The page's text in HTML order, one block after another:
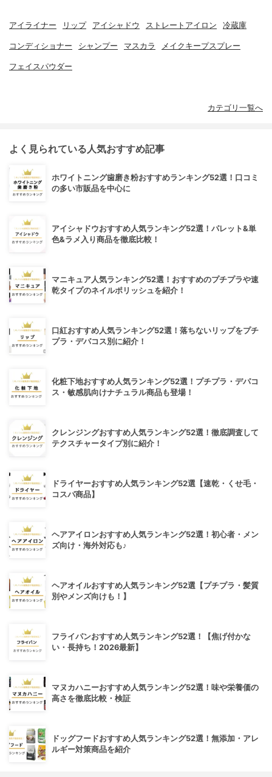
アイライナー リップ アイシャドウ ストレートアイロン 冷蔵庫
コンディショナー シャンプー マスカラ メイクキープスプレー
フェイスパウダー
カテゴリ一覧へ
よく見られている人気おすすめ記事
ホワイトニング歯磨き粉おすすめランキング52選！口コミ
の多い市販品を中心に
アイシャドウおすすめ人気ランキング52選！パレット&単
色&ラメ入り商品を徹底比較！
マニキュア人気ランキング52選！おすすめのプチプラや速
乾タイプのネイルポリッシュを紹介！
口紅おすすめ人気ランキング52選！落ちないリップをプチ
プラ・デパコス別に紹介！
化粧下地おすすめ人気ランキング52選！プチプラ・デパコ
ス・敏感肌向けナチュラル商品も登場！
クレンジングおすすめ人気ランキング52選！徹底調査して
テクスチャータイプ別に紹介！
ドライヤーおすすめ人気ランキング52選【速乾・くせ毛・
コスパ商品】
ヘアアイロンおすすめ人気ランキング52選！初心者・メン
ズ向け・海外対応も♪
ヘアオイルおすすめ人気ランキング52選【プチプラ・髪質
別やメンズ向けも！】
フライパンおすすめ人気ランキング52選！【焦げ付かな
い・長持ち！2026最新】
マヌカハニーおすすめ人気ランキング52選！味や栄養価の
高さを徹底比較・検証
ドッグフードおすすめ人気ランキング52選！無添加・アレ
ルギー対策商品を紹介